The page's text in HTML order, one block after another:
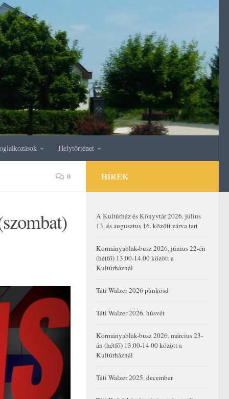
Helytörténet
0 HÍREK
A Kultúrház és Könyvtár 2026. július
13. és augusztus 16. között zárva tart
Kormányablak-busz 2026. június 22-én
(hétfő) 13.00-14.00 között a
Kultúrháznál
Táti Walzer 2026 pünkösd
Táti Walzer 2026. húsvét
Kormányablak-busz 2026. március 23-
án (hétfő) 13.00-14.00 között a
Kultúrháznál
Táti Walzer 2025. december